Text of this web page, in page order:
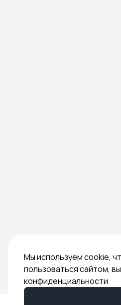
Мы используем cookie,
пользоваться сайтом,
конфиденциальности